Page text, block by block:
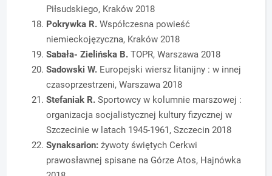
Piłsudskiego, Kraków 2018
Pokrywka R. Współczesna powieść
niemieckojęzyczna, Kraków 2018
Sabała- Zielińska B.TOPR, Warszawa 2018
Sadowski W. Europejski wiersz litanijny : w innej
czasoprzestrzeni, Warszawa 2018
Stefaniak R. Sportowcy w kolumnie marszowej :
organizacja socjalistycznej kultury fizycznej w
Szczecinie w latach 1945-1961, Szczecin 2018
Synaksarion: żywoty świętych Cerkwi
prawosławnej spisane na Górze Atos, Hajnówka